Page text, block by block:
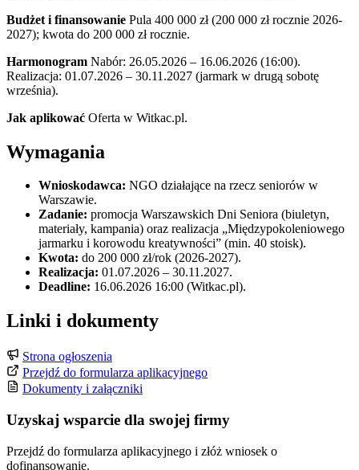
Budżet i finansowanie Pula 400 000 zł (200 000 zł rocznie 2026-
2027); kwota do 200 000 zł rocznie.
Harmonogram Nabór: 26.05.2026 – 16.06.2026 (16:00).
Realizacja: 01.07.2026 – 30.11.2027 (jarmark w drugą sobotę
września).
Jak aplikować Oferta w Witkac.pl.
Wymagania
Wnioskodawca: NGO działające na rzecz seniorów w
Warszawie.
Zadanie: promocja Warszawskich Dni Seniora (biuletyn,
materiały, kampania) oraz realizacja „Międzypokoleniowego
jarmarku i korowodu kreatywności” (min. 40 stoisk).
Kwota: do 200 000 zł/rok (2026-2027).
Realizacja: 01.07.2026 – 30.11.2027.
Deadline: 16.06.2026 16:00 (Witkac.pl).
Linki i dokumenty
Strona ogłoszenia
Przejdź do formularza aplikacyjnego
Dokumenty i załączniki
Uzyskaj wsparcie dla swojej firmy
Przejdź do formularza aplikacyjnego i złóż wniosek o
dofinansowanie.